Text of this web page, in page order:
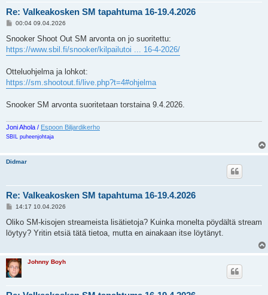
Re: Valkeakosken SM tapahtuma 16-19.4.2026
V
e
t
00:04 09.04.2026
Snooker Shoot Out SM arvonta on jo suoritettu:
https://www.sbil.fi/snooker/kilpailutoi ... 16-4-2026/
Otteluohjelma ja lohkot:
https://sm.shootout.fi/live.php?t=4#ohjelma
Snooker SM arvonta suoritetaan torstaina 9.4.2026.
Joni Ahola / Espoon Biljardikerho
SBIL puheenjohtaja
Didmar
Re: Valkeakosken SM tapahtuma 16-19.4.2026
V
e
t
14:17 10.04.2026
Oliko SM-kisojen streameista lisätietoja? Kuinka monelta pöydältä stream
löytyy? Yritin etsiä tätä tietoa, mutta en ainakaan itse löytänyt.
Johnny Boyh